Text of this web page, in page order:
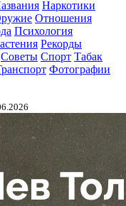
Наркотики
Отношения
Психология
Рекорды
Советы Спорт Табак
Фотографии